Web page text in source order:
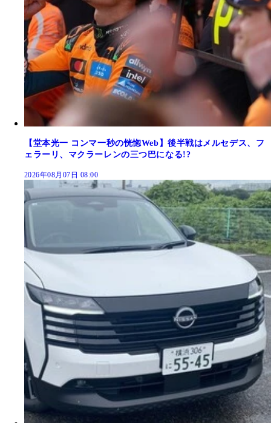
【堂本光一 コンマ一秒の恍惚Web】後半戦はメルセデス、フ
ェラーリ、マクラーレンの三つ巴になる!?
2026年08月07日 08:00